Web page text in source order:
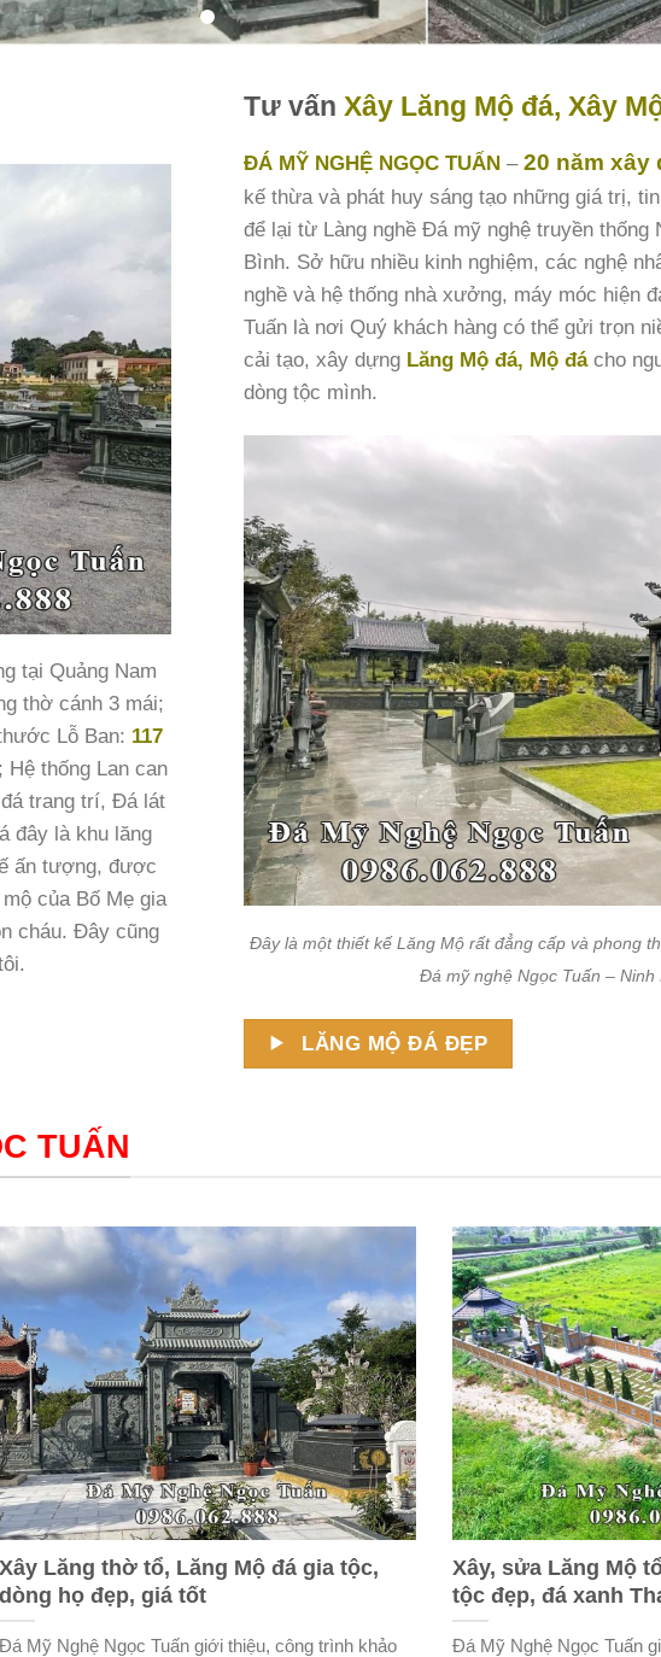
tại Quảng Nam
thờ cánh 3 mái;
Lỗ Ban: 117
thống Lan can
trang trí, Đá lát
đây là khu lăng
ấn tượng, được
của Bố Mẹ gia
cháu. Đây cũng
Tư vấn Xây Lăng Mộ đá, Xây
ĐÁ MỸ NGHỆ NGỌC TUẤN – 20 năm xây
kế thừa và phát huy sáng tạo những giá trị,
để lại từ Làng nghề Đá mỹ nghệ truyền thống
Bình. Sở hữu nhiều kinh nghiệm, các nghệ
nghề và hệ thống nhà xưởng, máy móc hiện
Tuấn là nơi Quý khách hàng có thể gửi trọn
cải tạo, xây dựng Lăng Mộ đá, Mộ đácho
dòng tộc mình.
Đây là một thiết kế Lăng Mộ rất đẳng cấp và phong
Đá mỹ nghệ Ngọc Tuấn – Ninh
LĂNG MỘ ĐÁ ĐẸP
TUẤN
Xây Lăng thờ tổ, Lăng Mộ đá gia tộc,
dòng họ đẹp, giá tốt
Đá Mỹ Nghệ Ngọc Tuấn giới thiệu, công trình khảo
Xây, sửa Lăng Mộ
tộc đẹp, đá xanh
Đá Mỹ Nghệ Ngọc Tuấn